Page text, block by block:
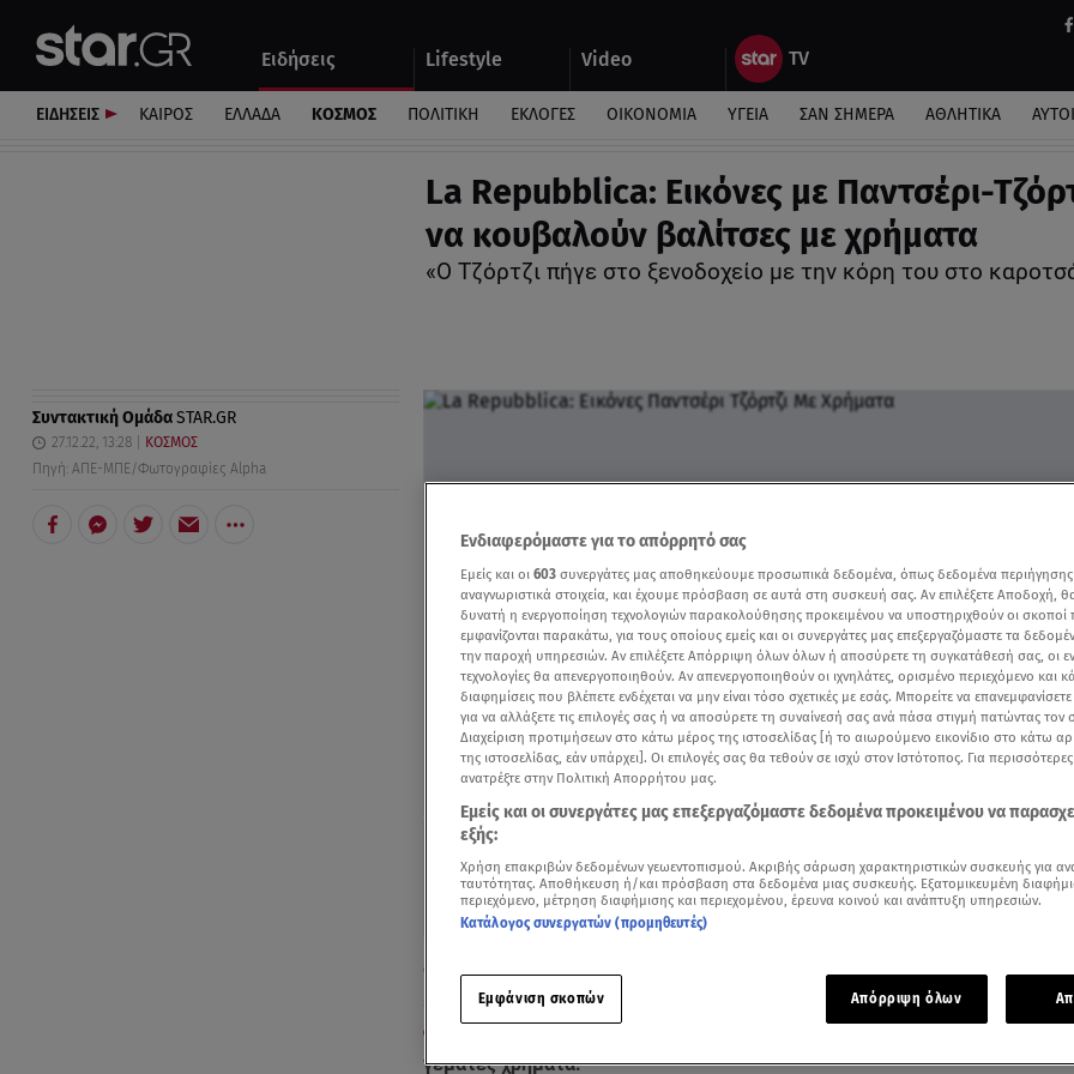
Ειδήσεις Lifestyle Video
Αυτοκίνητο
ΕΙΔΗΣΕΙΣ ΚΑΙΡΟΣ ΕΛΛΑΔΑ ΚΟΣΜΟΣ ΠΟΛΙΤΙΚΗ ΕΚΛΟΓΕΣ ΟΙΚΟΝΟΜΙΑ ΥΓΕΙΑ ΣΑΝ ΣΗΜΕΡΑ ΑΘΛΗΤΙΚΑ
La Repubblica: Εικόνες με Παντσέρι-
να κουβαλούν βαλίτσες με χρήματα
«Ο Τζόρτζι πήγε στο ξενοδοχείο με την κόρη του στο
Συντακτική ΟμάδαSTAR.GR
27.12.22, 13:28
ΚΟΣΜΟΣ
Πηγή: ΑΠΕ-ΜΠΕ/Φωτογραφίες Alpha
Add star.gr on Google
Φωτογραφίες των δύο βασικών κατηγορούμενων τουQatarGate
έφερε
εφημερίδα La Repubblica. Σε αυτές φαίνονται ο σύντροφος της
Εύας
Φραντσέσκο Τζόρτζι
γεμάτες χρήματα.
Ενδιαφερόμαστε για το απόρρητό σας
Εμείς και οι 603 συνεργάτες μας αποθηκεύουμε προσωπικά δεδομένα, όπως δεδομένα
αναγνωριστικά στοιχεία, και έχουμε πρόσβαση σε αυτά στη συσκευή σας. Αν επιλέξετε Αποδοχή,
δυνατή η ενεργοποίηση τεχνολογιών παρακολούθησης προκειμένου να υποστηριχθούν οι σκοποί
εμφανίζονται παρακάτω, για τους οποίους εμείς και οι συνεργάτες μας επεξεργαζόμαστε τα
την παροχή υπηρεσιών. Αν επιλέξετε Απόρριψη όλων όλων ή αποσύρετε τη συγκατάθεσή σας, οι
τεχνολογίες θα απενεργοποιηθούν. Αν απενεργοποιηθούν οι ιχνηλάτες, ορισμένο περιεχόμενο και
διαφημίσεις που βλέπετε ενδέχεται να μην είναι τόσο σχετικές με εσάς. Μπορείτε να
για να αλλάξετε τις επιλογές σας ή να αποσύρετε τη συναίνεσή σας ανά πάσα στιγμή πατώντας τον
Διαχείριση προτιμήσεων στο κάτω μέρος της ιστοσελίδας [ή το αιωρούμενο εικονίδιο στο κάτω
της ιστοσελίδας, εάν υπάρχει]. Οι επιλογές σας θα τεθούν σε ισχύ στον Ιστότοπος. Για
ανατρέξτε στην Πολιτική Απορρήτου μας.
Εμείς και οι συνεργάτες μας επεξεργαζόμαστε δεδομένα προκειμένου να
εξής:
Χρήση επακριβών δεδομένων γεωεντοπισμού. Ακριβής σάρωση χαρακτηριστικών συσκευής για
ταυτότητας. Αποθήκευση ή/και πρόσβαση στα δεδομένα μιας συσκευής. Εξατομικευμένη
περιεχόμενο, μέτρηση διαφήμισης και περιεχομένου, έρευνα κοινού και ανάπτυξη υπηρεσιών.
Κατάλογος συνεργατών (προμηθευτές)
Εμφάνιση σκοπών Απόρριψη όλων